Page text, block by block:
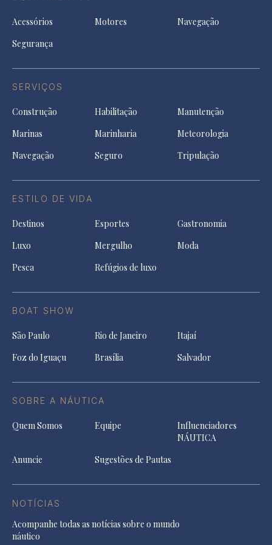
Acessórios Motores
Navegação
Segurança
SERVIÇOS
Construção Habilitação
Manutenção
Marinas
Marinharia
Meteorologia
Navegação
Seguro Tripulação
ESTILO DE VIDA
Destinos Esportes
Gastronomia
Luxo
Mergulho
Moda
Pesca
Refúgios de luxo
BOAT SHOW
São Paulo Rio de Janeiro
Itajaí
Foz do Iguaçu
Brasília Salvador
SOBRE A NÁUTICA
Quem Somos Equipe
Influenciadores
NÁUTICA
Anuncie
Sugestões de Pautas
NOTÍCIAS
Acompanhe todas as notícias sobre o mundo
náutico